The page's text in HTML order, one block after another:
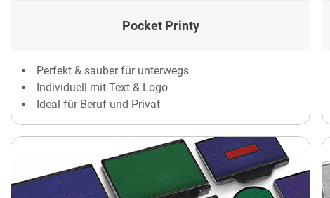
Pocket Printy
Perfekt & sauber für unterwegs
Individuell mit Text & Logo
Ideal für Beruf und Privat